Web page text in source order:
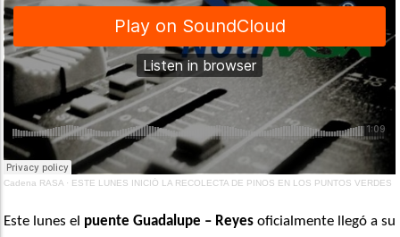
Cadena RASA · ESTE LUNES INICIÓ LA RECOLECTA DE PINOS EN LOS PUNTOS VERDES
Este lunes el puente Guadalupe – Reyes oficialmente llegó a su